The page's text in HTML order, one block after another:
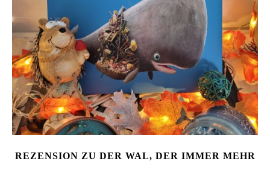
REZENSION ZU DER WAL, DER IMMER MEHR